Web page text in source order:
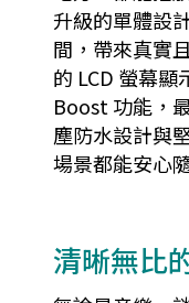
升級的單體設
間，帶來真實
的 LCD 螢幕
Boost 功能，
塵防水設計與
場景都能安心
清晰無比